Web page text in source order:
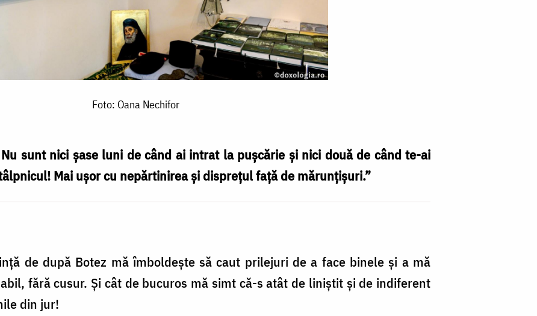
Foto: Oana Nechifor
sunt nici șase luni de când ai intrat la pușcărie și nici două de când te-ai
Mai ușor cu nepărtinirea și disprețul față de mărunțișuri.”
de după Botez mă îmboldește să caut prilejuri de a face binele și a mă
fără cusur. Și cât de bucuros mă simt că-s atât de liniștit și de indiferent
din jur!